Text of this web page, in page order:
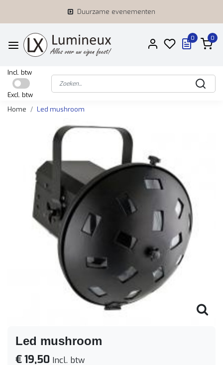
Duurzame evenementen
0 0
Incl. btw
Excl. btw
Home
Led mushroom
Led mushroom
€ 19,50 Incl. btw